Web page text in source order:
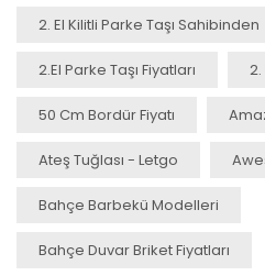
2. El Kilitli Parke Taşı Sahibinden
2.el Parke Taşı Fiyatları 2.
50 Cm Bordür Fiyatı
Ateş Tuğlası - Letgo
Bahçe Barbekü Modelleri
Bahçe Duvar Briket Fiyatları